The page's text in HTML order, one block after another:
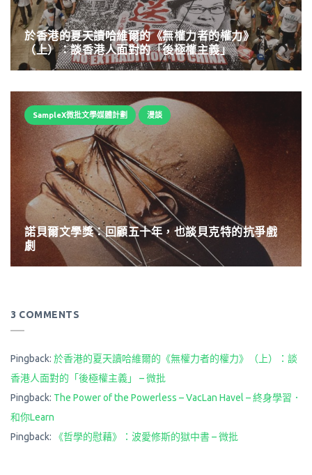
於香港的夏天讀哈維爾的《無權力者的權力》
（上）：談香港人面對的「後極權主義」
SampleX微批文學媒體計劃 漫談
諾貝爾文學獎：回顧五十年，也談貝克特的抗爭戲
劇
3 COMMENTS
Pingback: 於香港的夏天讀哈維爾的《無權力者的權力》（上）：談
香港人面對的「後極權主義」 – 微批
Pingback: The Power of the Powerless – VacLan Havel – 終身學習．
和你Learn
Pingback:
《哲學的慰藉》：波愛修斯的獄中書 – 微批